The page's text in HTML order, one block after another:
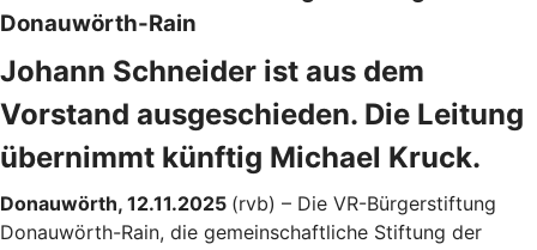
Donauwörth-Rain
Johann Schneider ist aus dem
Vorstand ausgeschieden. Die Leitung
übernimmt künftig Michael Kruck.
Donauwörth, 12.11.2025 (rvb) – Die VR-Bürgerstiftung
Donauwörth-Rain, die gemeinschaftliche Stiftung der